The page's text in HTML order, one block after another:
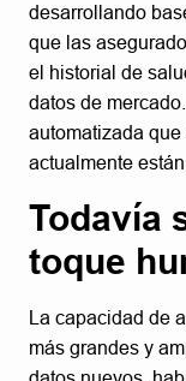
desarrollando
que las
el historial de
datos de
automatizada
actualmente
Todavía
toque
La capacidad de
más grandes y